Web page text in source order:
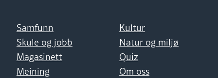
Samfunn
Kultur
Skule og jobb
Natur og miljø
Magasinett
Quiz
Meining
Om oss